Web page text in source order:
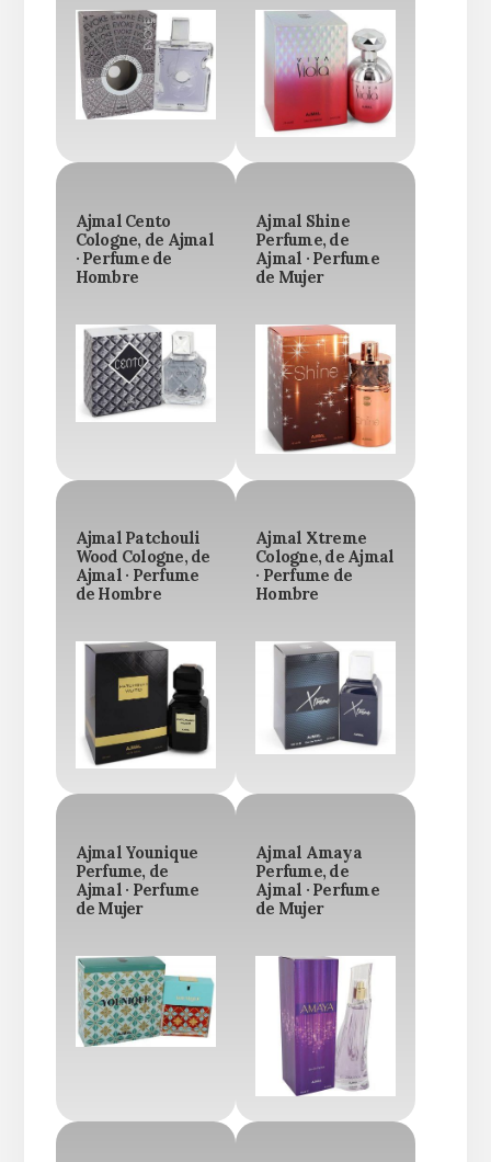
Ajmal Cento
Cologne, de Ajmal
· Perfume de
Hombre
Ajmal Shine
Perfume, de
Ajmal · Perfume
de Mujer
Ajmal Patchouli
Wood Cologne, de
Ajmal · Perfume
de Hombre
Ajmal Xtreme
Cologne, de Ajmal
· Perfume de
Hombre
Ajmal Younique
Perfume, de
Ajmal · Perfume
de Mujer
Ajmal Amaya
Perfume, de
Ajmal · Perfume
de Mujer